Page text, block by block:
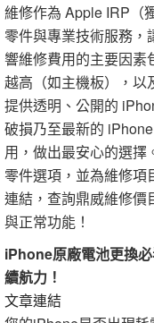
維修作為 Apple IRP（
零件與專業技術服務
響維修費用的主要因素
越高（如主機板），以
提供透明、公開的
破損乃至最新的
用，做出最安心的選擇
零件選項，並為維修項
連結，查詢鼎威維修價
與正常功能！
iPhone原廠電池更換
續航力！
文章連結